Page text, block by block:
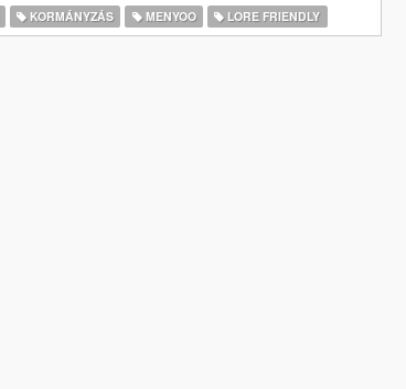
KORMÁNYZÁS MENYOO LORE FRIENDLY